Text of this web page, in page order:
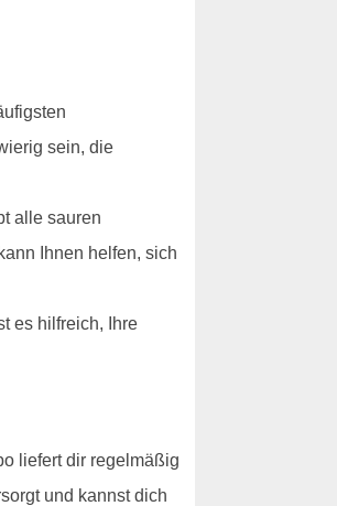
sein, die
alle sauren
Ihnen helfen, sich
es hilfreich, Ihre
liefert dir regelmäßig
und kannst dich